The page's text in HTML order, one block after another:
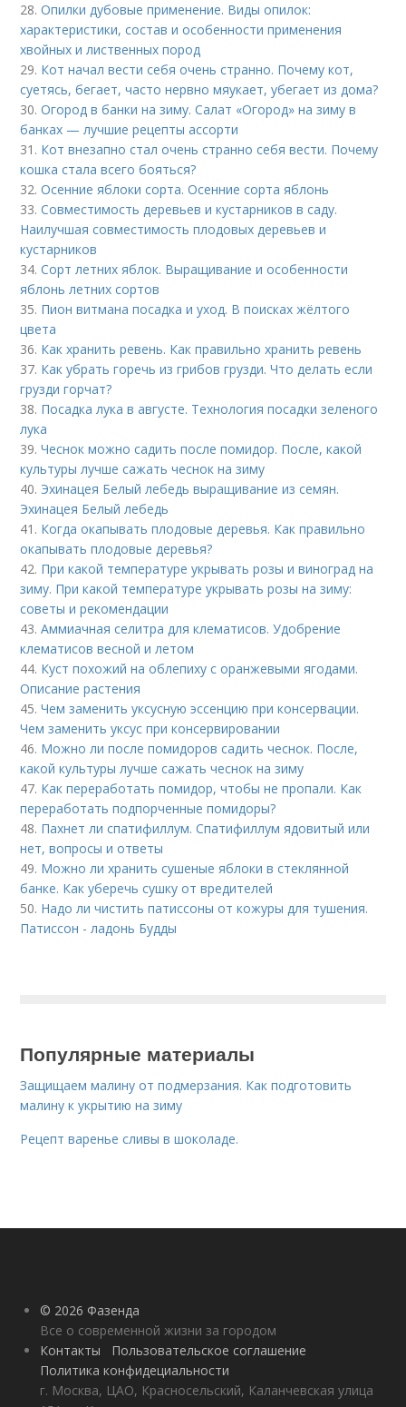
28.Опилки дубовые применение. Виды опилок:
характеристики, состав и особенности применения
хвойных и лиственных пород
29. Кот начал вести себя очень странно. Почему кот,
суетясь, бегает, часто нервно мяукает, убегает из дома?
30.Огород в банки на зиму. Салат «Огород» на зиму в
банках — лучшие рецепты ассорти
31. Кот внезапно стал очень странно себя вести. Почему
кошка стала всего бояться?
32.Осенние яблоки сорта. Осенние сорта яблонь
33.Совместимость деревьев и кустарников в саду.
Наилучшая совместимость плодовых деревьев и
кустарников
34.Сорт летних яблок. Выращивание и особенности
яблонь летних сортов
35. Пион витмана посадка и уход. В поисках жёлтого
цвета
36. Как хранить ревень. Как правильно хранить ревень
37. Как убрать горечь из грибов грузди. Что делать если
грузди горчат?
38. Посадка лука в августе. Технология посадки зеленого
лука
39.Чеснок можно садить после помидор. После, какой
культуры лучше сажать чеснок на зиму
40. Эхинацея Белый лебедь выращивание из семян.
Эхинацея Белый лебедь
41. Когда окапывать плодовые деревья. Как правильно
окапывать плодовые деревья?
42. При какой температуре укрывать розы и виноград на
зиму. При какой температуре укрывать розы на зиму:
советы и рекомендации
43.Аммиачная селитра для клематисов. Удобрение
клематисов весной и летом
44. Куст похожий на облепиху с оранжевыми ягодами.
Описание растения
45.Чем заменить уксусную эссенцию при консервации.
Чем заменить уксус при консервировании
46. Можно ли после помидоров садить чеснок. После,
какой культуры лучше сажать чеснок на зиму
47. Как переработать помидор, чтобы не пропали. Как
переработать подпорченные помидоры?
48. Пахнет ли спатифиллум. Спатифиллум ядовитый или
нет, вопросы и ответы
49. Можно ли хранить сушеные яблоки в стеклянной
банке. Как уберечь сушку от вредителей
50. Надо ли чистить патиссоны от кожуры для тушения.
Патиссон - ладонь Будды
Популярные материалы
Защищаем малину от подмерзания. Как подготовить
малину к укрытию на зиму
Рецепт варенье сливы в шоколаде.
© 2026 Фазенда
Все о современной жизни за городом
Контакты
Пользовательское соглашение
Политика конфидециальности
г. Москва, ЦАО, Красносельский, Каланчевская улица